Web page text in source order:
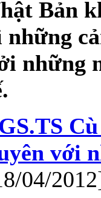
Bản
những
những
với
04/